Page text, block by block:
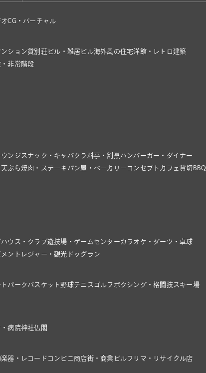
オCG・バーチャル
ション貸別荘ビル・雑居ビル海外風の住宅洋館・レトロ建築
・非常階段
ンジ スナック・キャバクラ 料亭・割烹 ハンバーガー・ダイナー
ぷら焼肉・ステーキ パン屋・ベーカリー コンセプトカフェ貸切BBQ
ウス・クラブ遊技場・ゲームセンターカラオケ・ダーツ・卓球
ント レジャー・観光 ドッグラン
パーク バスケット 野球テニス ゴルフ ボクシング・格闘技スキー場
・病院神社仏閣
楽器・レコード コンビニ商店街・商業ビルフリマ・リサイクル店